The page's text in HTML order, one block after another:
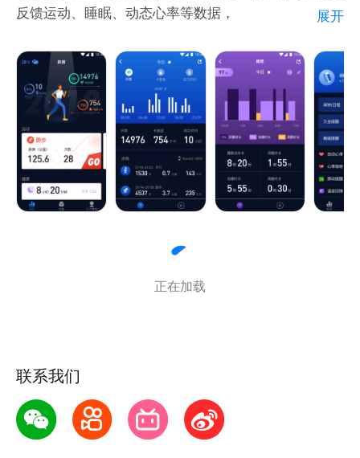
健康云，您的健康云呵护。
官方微信服务号：上海健康云（wdxx_shjky）
官方客服电话：400－921－6519
反馈运动、睡眠、动态心率等数据，
据接入微信运动、QQ健康等平台，实现好友间的互
动。
主要功能：
【智能设备连接与设置】通过蓝牙搜索连接手环，可对
手环功能进行设置，闹钟日程设置到手环，时间到了震
动提醒，不会影响周围的人；智能消息与来电提醒，抬
手就能看到，不用时刻盯着手机；
炼、睡眠、动态心率数据，同步到埃微助手，埃微助手
【数据互联与好友PK】支持微信运动与QQ健康，绑定
展开
正在加载
联系我们